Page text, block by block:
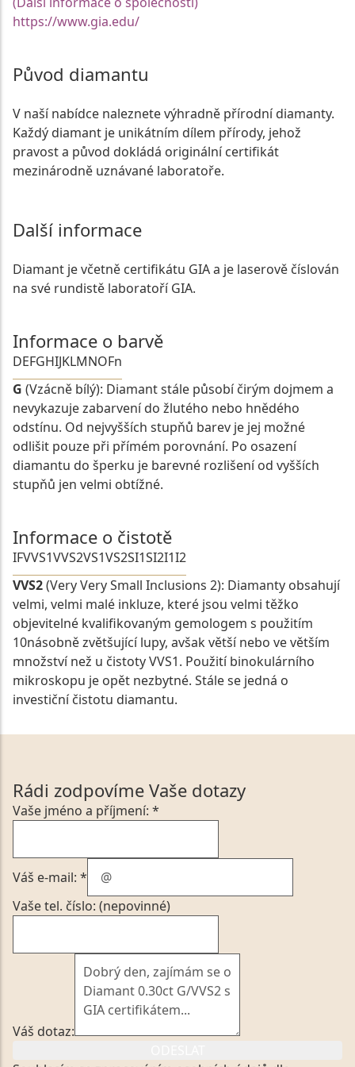
https://www.gia.edu/
Původ diamantu
V naší nabídce naleznete výhradně přírodní diamanty.
Každý diamant je unikátním dílem přírody, jehož
pravost a původ dokládá originální certifikát
mezinárodně uznávané laboratoře.
Další informace
Diamant je včetně certifikátu GIA a je laserově číslován
na své rundistě laboratoří GIA.
Informace o barvě
DEFGHIJKLMNOFn
G (Vzácně bílý): Diamant stále působí čirým dojmem a
nevykazuje zabarvení do žlutého nebo hnědého
odstínu. Od nejvyšších stupňů barev je jej možné
odlišit pouze při přímém porovnání. Po osazení
diamantu do šperku je barevné rozlišení od vyšších
stupňů jen velmi obtížné.
Informace o čistotě
IFVVS1VVS2VS1VS2SI1SI2I1I2
VVS2(Very Very Small Inclusions 2): Diamanty obsahují
velmi, velmi malé inkluze, které jsou velmi těžko
objevitelné kvalifikovaným gemologem s použitím
10násobně zvětšující lupy, avšak větší nebo ve větším
množství než u čistoty VVS1. Použití binokulárního
mikroskopu je opět nezbytné. Stále se jedná o
investiční čistotu diamantu.
Rádi zodpovíme Vaše dotazy
Vaše jméno a příjmení: *
Váš e-mail: *
Vaše tel. číslo: (nepovinné)
Váš dotaz: